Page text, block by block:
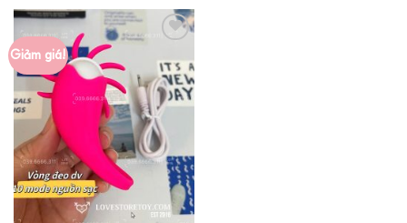
Giảm giá!
Add to
wishlist